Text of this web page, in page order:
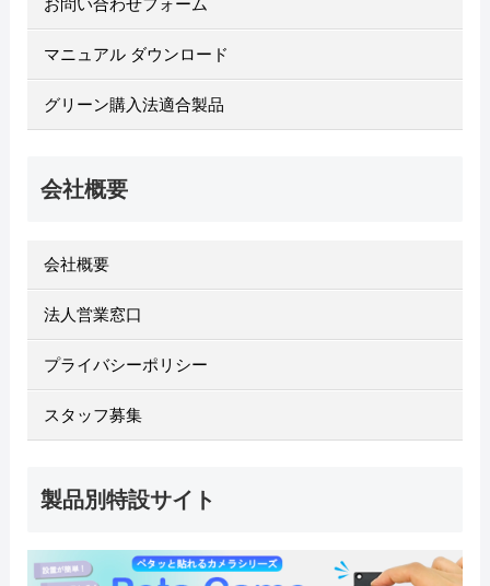
お問い合わせフォーム
マニュアル ダウンロード
グリーン購入法適合製品
会社概要
会社概要
法人営業窓口
プライバシーポリシー
スタッフ募集
製品別特設サイト